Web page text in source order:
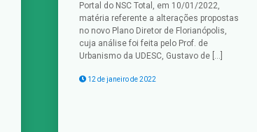
Portal do NSC Total, em 10/01/2022,
matéria referente a alterações propostas
no novo Plano Diretor de Florianópolis,
cuja análise foi feita pelo Prof. de
Urbanismo da UDESC, Gustavo de […]
12 de janeiro de 2022